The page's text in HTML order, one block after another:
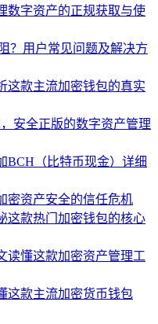
数字资产的正规获取与使
？用户常见问题及解决方
这款主流加密钱包的真实
安全正版的数字资产管理
BCH（比特币现金）详细
密资产安全的信任危机
这款热门加密钱包的核心
读懂这款加密资产管理工
这款主流加密货币钱包